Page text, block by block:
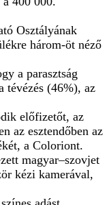
Osztályának
három-öt néző
a parasztság
tévézés (46%), az
előfizetőt, az
az esztendőben az
a Coloriont.
magyar–szovjet
kézi kamerával,